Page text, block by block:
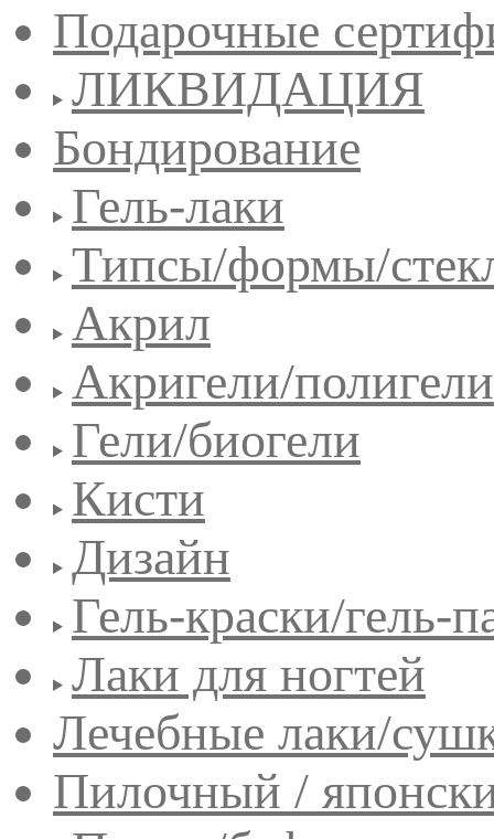
Подарочные
ЛИКВИДАЦИЯ
Бондирование
Гель-лаки
Типсы/формы/
Акрил
Акригели/полигели
Гели/биогели
Кисти
Дизайн
Гель-краски/гель-
Лаки для ногтей
Лечебные лаки/
Пилочный /